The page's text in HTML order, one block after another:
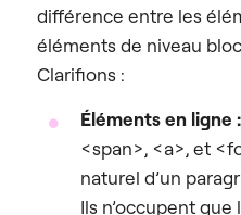
différence entre les
éléments de niveau
Clarifions :
Éléments en ligne :
<span>, <a>, et
naturel d’un
Ils n’occupent que